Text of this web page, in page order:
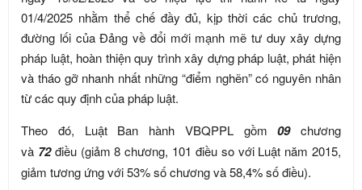
01/4/2025 nhằm thể chế đầy đủ, kịp thời các chủ trương,
đường lối của Đảng về đổi mới mạnh mẽ tư duy xây dựng
pháp luật, hoàn thiện quy trình xây dựng pháp luật, phát hiện
và tháo gỡ nhanh nhất những “điểm nghẽn” có nguyên nhân
từ các quy định của pháp luật.
Theo đó, Luật Ban hành VBQPPL gồm09chương
và 72điều (giảm 8 chương, 101 điều so với Luật năm 2015,
giảm tương ứng với 53% số chương và 58,4% số điều).